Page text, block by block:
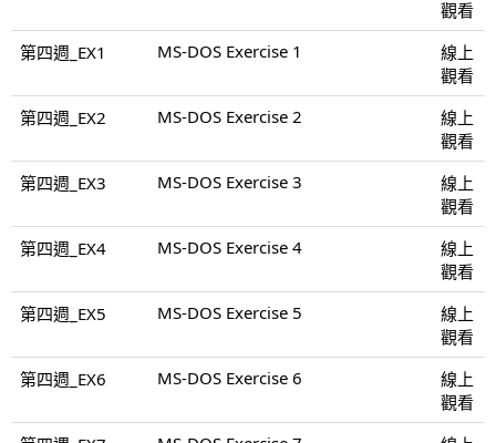
觀看
第四週_EX1
MS-DOS Exercise 1
線上
觀看
第四週_EX2
MS-DOS Exercise 2
線上
觀看
第四週_EX3
MS-DOS Exercise 3
線上
觀看
第四週_EX4
MS-DOS Exercise 4
線上
觀看
第四週_EX5
MS-DOS Exercise 5
線上
觀看
第四週_EX6
MS-DOS Exercise 6
線上
觀看